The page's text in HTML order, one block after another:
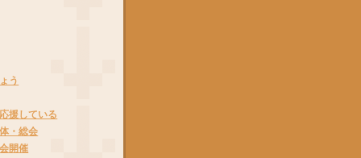
う
援している
・総会
開催